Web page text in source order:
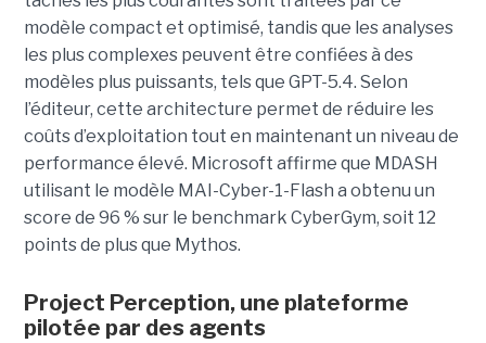
modèle compact et optimisé, tandis que les analyses
les plus complexes peuvent être confiées à des
modèles plus puissants, tels que GPT-5.4. Selon
l’éditeur, cette architecture permet de réduire les
coûts d’exploitation tout en maintenant un niveau de
performance élevé. Microsoft affirme que MDASH
utilisant le modèle MAI-Cyber-1-Flash a obtenu un
score de 96 % sur le benchmark CyberGym, soit 12
points de plus que Mythos.
Project Perception, une plateforme
pilotée par des agents